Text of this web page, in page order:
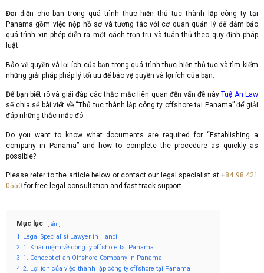
Đại diện cho bạn trong quá trình thực hiện thủ tục thành lập công ty tại
Panama gồm việc nộp hồ sơ và tương tác với cơ quan quản lý để đảm bảo
quá trình xin phép diễn ra một cách trơn tru và tuân thủ theo quy định pháp
luật.
Bảo vệ quyền và lợi ích của bạn trong quá trình thực hiện thủ tục và tìm kiếm
những giải pháp pháp lý tối ưu để bảo vệ quyền và lợi ích của bạn.
Để bạn biết rõ và giải đáp các thắc mắc liên quan đến vấn đề nàyTuệ An Law
sẽ chia sẻ bài viết về “Thủ tục thành lập công ty offshore tại Panama” để giải
đáp những thắc mắc đó.
Do you want to know what documents are required for “Establishing a
company in Panama” and how to complete the procedure as quickly as
possible?
Please refer to the article below or contact our legal specialist at +84 98 421
0550 for free legal consultation and fast-track support.
Mục lục ẩn
1
Legal Specialist Lawyer in Hanoi
2 1. Khái niệm về công ty offshore tại Panama
3 1. Concept of an Offshore Company in Panama
4 2. Lợi ích của việc thành lập công ty offshore tại Panama